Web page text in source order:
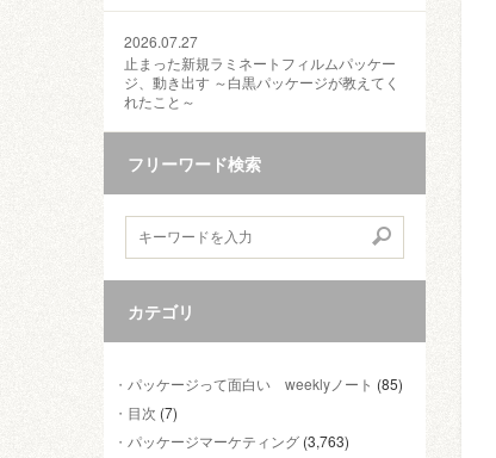
2026.07.27
止まった新規ラミネートフィルムパッケー
ジ、動き出す ～白黒パッケージが教えてく
れたこと～
フリーワード検索
カテゴリ
パッケージって面白い weeklyノート (85)
目次 (7)
パッケージマーケティング (3,763)